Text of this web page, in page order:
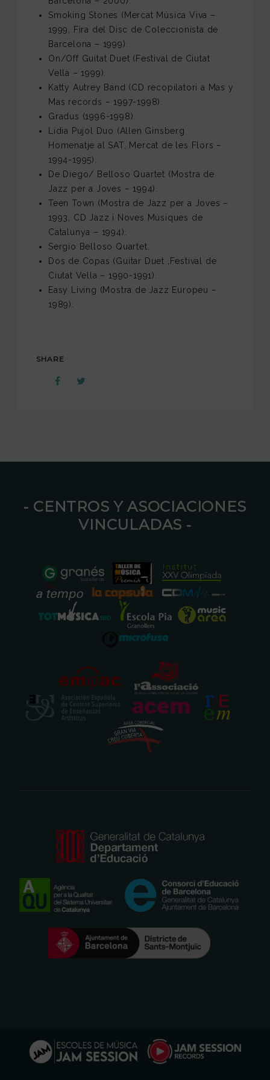
Smoking Stones (Mercat Música Viva –
1999, Fira del Disc de Coleccionista de
Barcelona – 1999).
On/Off Guitat Duet (Festival de Ciutat
Vella – 1999).
Katty Autrey Band (CD recopilatori a Mas y
Mas records – 1997-1998).
Gradus (1996-1998).
Lídia Pujol Duo (Allen Ginsberg
Homenatje al SAT, Mercat de les Flors –
1994-1995).
De Diego/ Belloso Quartet (Mostra de
Jazz per a Joves – 1994).
Teen Town (Mostra de Jazz per a Joves –
1993, CD Jazz i Noves Músiques de
Catalunya – 1994).
Sergio Belloso Quartet.
Dos de Copas (Guitar Duet ,Festival de
Ciutat Vella – 1990-1991).
Easy Living (Mostra de Jazz Europeu –
1989).
SHARE
⁃ CENTROS Y ASOCIACIONES
VINCULADAS ⁃